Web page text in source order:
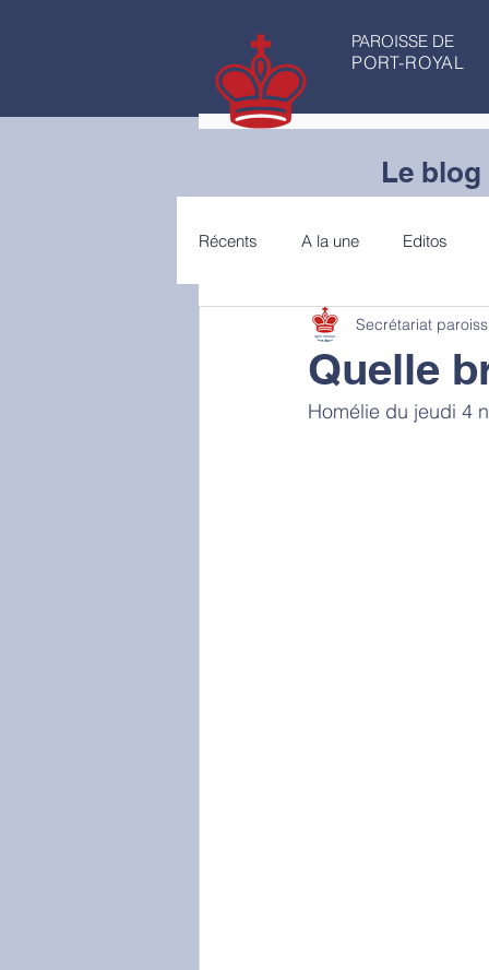
PAROISSE DE
PORT-ROYAL
Récents A la une Editos
Articles de fond Conseils de
Quelle
Secrétariat
Homélie du jeudi 4
Le